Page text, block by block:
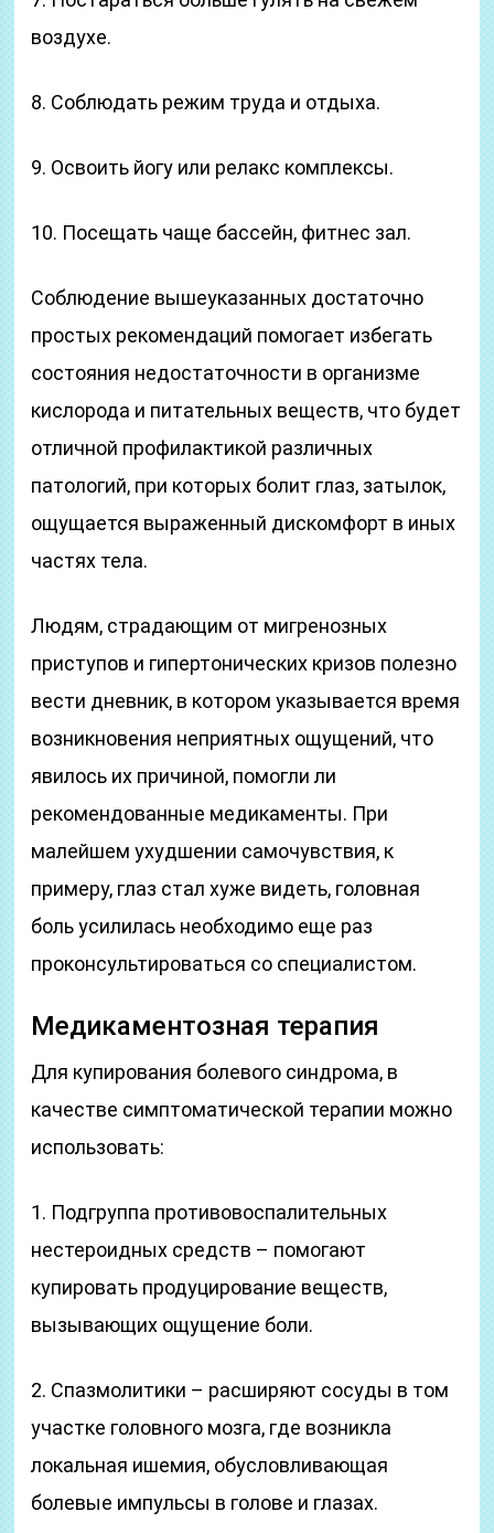
воздухе.
8. Соблюдать режим труда и отдыха.
9. Освоить йогу или релакс комплексы.
10. Посещать чаще бассейн, фитнес зал.
Соблюдение вышеуказанных достаточно
простых рекомендаций помогает избегать
состояния недостаточности в организме
кислорода и питательных веществ, что будет
отличной профилактикой различных
патологий, при которых болит глаз, затылок,
ощущается выраженный дискомфорт в иных
частях тела.
Людям, страдающим от мигренозных
приступов и гипертонических кризов полезно
вести дневник, в котором указывается время
возникновения неприятных ощущений, что
явилось их причиной, помогли ли
рекомендованные медикаменты. При
малейшем ухудшении самочувствия, к
примеру, глаз стал хуже видеть, головная
боль усилилась необходимо еще раз
проконсультироваться со специалистом.
Медикаментозная терапия
Для купирования болевого синдрома, в
качестве симптоматической терапии можно
использовать:
1. Подгруппа противовоспалительных
нестероидных средств – помогают
купировать продуцирование веществ,
вызывающих ощущение боли.
2. Спазмолитики – расширяют сосуды в том
участке головного мозга, где возникла
локальная ишемия, обусловливающая
болевые импульсы в голове и глазах.